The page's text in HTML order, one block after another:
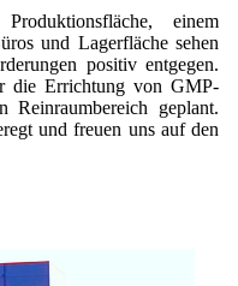
Microspheres and
Materials
einem
und Lagerfläche sehen
positiv entgegen.
die Errichtung von GMP-
Reinraumbereich geplant.
und freuen uns auf den